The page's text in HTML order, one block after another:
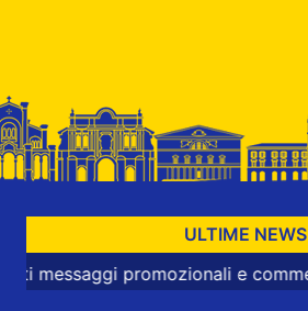
ULTIME NEWS
promozionali e commerciali